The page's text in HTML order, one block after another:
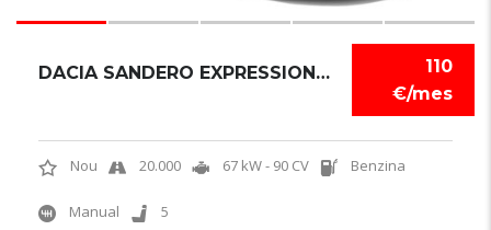
110
€/mes
DACIA SANDERO EXPRESSION TCE
Nou 20.000 67 kW - 90 CV Benzina
Manual 5